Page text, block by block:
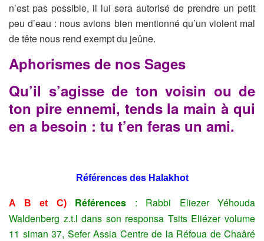
n’est pas possible, il lui sera autorisé de prendre un petit
peu d’eau : nous avions bien mentionné qu’un violent mal
de tête nous rend exempt du jeûne.
Aphorismes de nos Sages
Qu’il s’agisse de ton voisin ou de
ton pire ennemi, tends la main à qui
en a besoin : tu t’en feras un ami.
Références des Halakhot
A B et C) Références : Rabbi Eliezer Yéhouda
Waldenberg z.t.l dans son responsa Tsits Eliézer volume
11 siman 37, Sefer Assia Centre de la Réfoua de Chaâré